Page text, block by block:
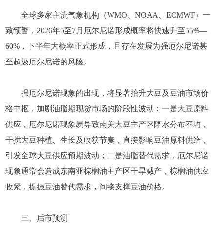
全球多家主流气象机构（WMO、NOAA、ECMWF）一
致预警，2026年5至7月厄尔尼诺形成概率将快速升至55%—
60%，下半年大概率正式形成，且存在发展为强厄尔尼诺甚
至超级厄尔尼诺的风险。
强厄尔尼诺现象的出现，将显著抬升大豆及豆油市场价
格中枢，加剧油脂期现货市场的阶段性波动：一是大豆原料
供应，厄尔尼诺现象易导致南美大豆主产区降水分布不均，
干扰大豆种植、生长及收获节奏，直接影响豆油原料供给，
引发全球大豆供应预期波动；二是油脂替代需求，厄尔尼诺
现象通常会造成东南亚棕榈油主产区干旱减产，棕榈油供应
收紧，提振豆油替代需求，间接支撑豆油价格。
三、后市预测